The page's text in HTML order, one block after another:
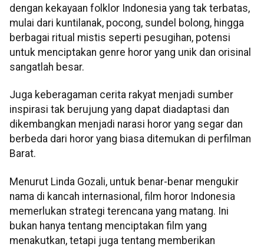
dengan kekayaan folklor Indonesia yang tak terbatas,
mulai dari kuntilanak, pocong, sundel bolong, hingga
berbagai ritual mistis seperti pesugihan, potensi
untuk menciptakan genre horor yang unik dan orisinal
sangatlah besar.
Juga keberagaman cerita rakyat menjadi sumber
inspirasi tak berujung yang dapat diadaptasi dan
dikembangkan menjadi narasi horor yang segar dan
berbeda dari horor yang biasa ditemukan di perfilman
Barat.
Menurut Linda Gozali, untuk benar-benar mengukir
nama di kancah internasional, film horor Indonesia
memerlukan strategi terencana yang matang. Ini
bukan hanya tentang menciptakan film yang
menakutkan, tetapi juga tentang memberikan